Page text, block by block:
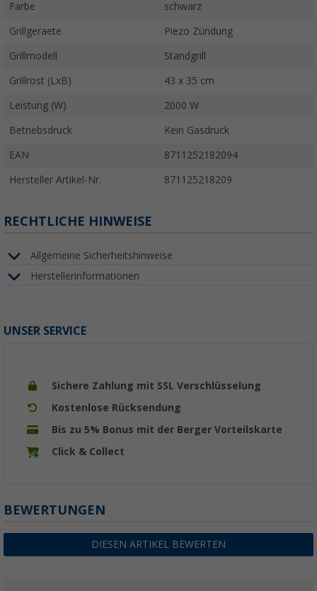
Farbe schwarz
Grillgeraete Piezo Zündung
Grillmodell Standgrill
Grillrost (LxB) 43 x 35 cm
Leistung (W) 2000 W
Betriebsdruck Kein Gasdruck
EAN 8711252182094
Hersteller Artikel-Nr. 871125218209
RECHTLICHE HINWEISE
Allgemeine Sicherheitshinweise
Herstellerinformationen
UNSER SERVICE
Sichere Zahlung mit SSL Verschlüsselung
Kostenlose Rücksendung
Bis zu 5% Bonus mit der Berger Vorteilskarte
Click & Collect
BEWERTUNGEN
DIESEN ARTIKEL BEWERTEN